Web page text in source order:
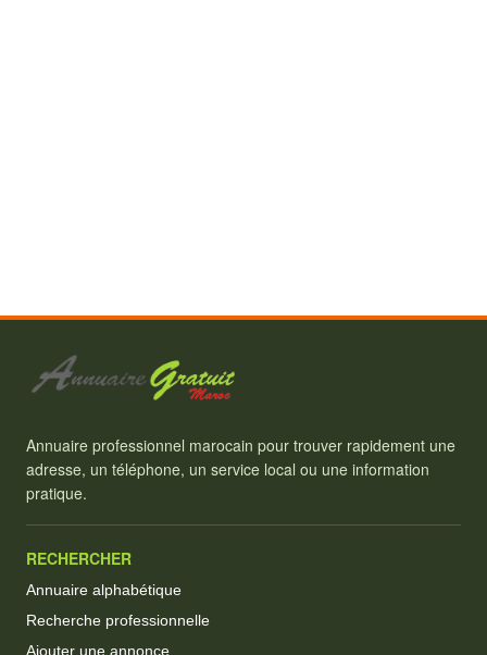
Annuaire professionnel marocain pour trouver rapidement une
adresse, un téléphone, un service local ou une information
pratique.
RECHERCHER
Annuaire alphabétique
Recherche professionnelle
Ajouter une annonce